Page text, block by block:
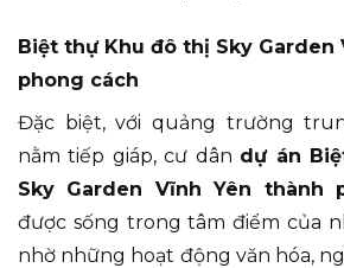
Biệt thự Khu đô thị Sky Garden
phong cách
Đặc biệt, với quảng trường
nằm tiếp giáp, cư dân dự án
Sky Garden Vĩnh Yên thành
được sống trong tâm điểm của
nhờ những hoạt động văn hóa,